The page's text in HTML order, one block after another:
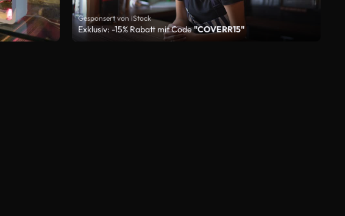
Gesponsert von iStock
Exklusiv: -15% Rabatt mit Code"COVERR15"